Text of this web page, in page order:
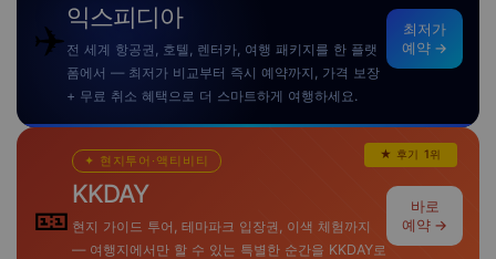
✈️익스피디아
전 세계 항공권, 호텔, 렌터카, 여행 패키지를 한 플랫
폼에서 — 최저가 비교부터 즉시 예약까지, 가격 보장
+ 무료 취소 혜택으로 더 스마트하게 여행하세요.
최저가
예약 →
★ 후기 1위
🎫
✦ 현지투어·액티비티
KKDAY
현지 가이드 투어, 테마파크 입장권, 이색 체험까지
— 여행지에서만 할 수 있는 특별한 순간을 KKDAY로
바로
예약 →